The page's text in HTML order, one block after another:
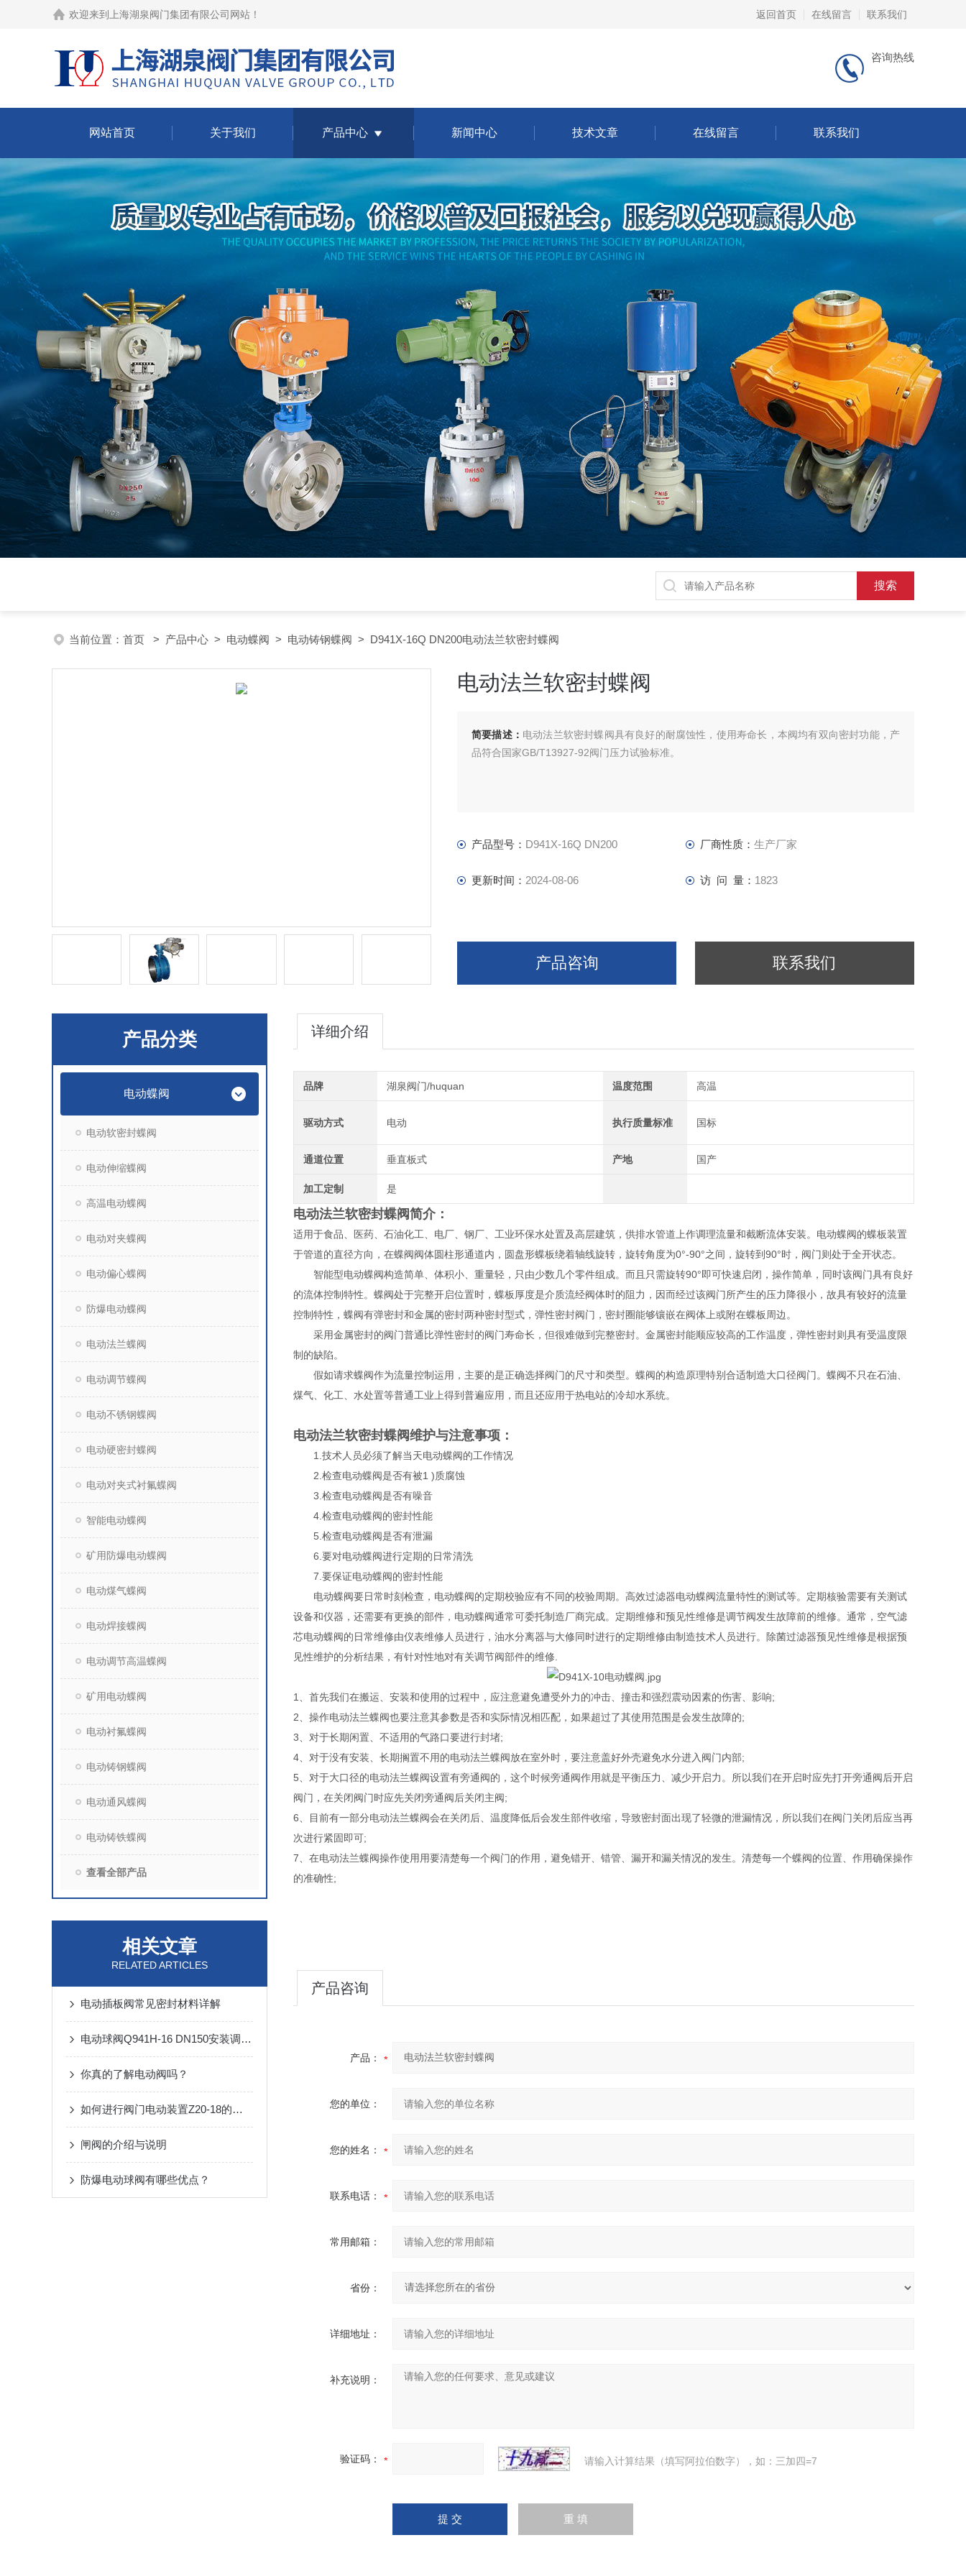
欢迎来到 上海湖泉阀门集团有限公司网站 ！ 返回首页 在线留言 联系我们
咨询热线
网站首页 关于我们 产品中心 新闻中心 技术文章 在线留言 联系我们
当前位置： 首页 > 产品中心 > 电动蝶阀 > 电动铸钢蝶阀 > D941X-16Q DN200电动法兰软密封蝶阀
电动法兰软密封蝶阀
简要描述： 电动法兰软密封蝶阀具有良好的耐腐蚀性，使用寿命长，本阀均有双向密封功能，产
品符合国家GB/T13927-92阀门压力试验标准。
产品型号： D941X-16Q DN200 厂商性质： 生产厂家
更新时间： 2024-08-06 访 问 量： 1823
产品咨询 联系我们
产品分类
电动蝶阀
电动软密封蝶阀
电动伸缩蝶阀
高温电动蝶阀
电动对夹蝶阀
电动偏心蝶阀
防爆电动蝶阀
电动法兰蝶阀
电动调节蝶阀
电动不锈钢蝶阀
电动硬密封蝶阀
电动对夹式衬氟蝶阀
智能电动蝶阀
矿用防爆电动蝶阀
电动煤气蝶阀
电动焊接蝶阀
电动调节高温蝶阀
矿用电动蝶阀
电动衬氟蝶阀
电动铸钢蝶阀
电动通风蝶阀
电动铸铁蝶阀
查看全部产品
相关文章
RELATED ARTICLES
电动插板阀常见密封材料详解
电动球阀Q941H-16 DN150安装调试与维护手册
你真的了解电动阀吗？
如何进行阀门电动装置Z20-18的日常维护？
闸阀的介绍与说明
防爆电动球阀有哪些优点？
详细介绍
品牌 湖泉阀门/huquan 温度范围 高温
驱动方式 电动 执行质量标准 国标
通道位置 垂直板式 产地 国产
加工定制 是
电动法兰软密封蝶阀简介：
适用于食品、医药、石油化工、电厂、钢厂、工业环保水处置及高层建筑，供排水管道上作调理流量和截断流体安装。电动蝶阀的蝶板装置
于管道的直径方向，在蝶阀阀体圆柱形通道内，圆盘形蝶板绕着轴线旋转，旋转角度为0°-90°之间，旋转到90°时，阀门则处于全开状态。
智能型电动蝶阀构造简单、体积小、重量轻，只由少数几个零件组成。而且只需旋转90°即可快速启闭，操作简单，同时该阀门具有良好
的流体控制特性。蝶阀处于完整开启位置时，蝶板厚度是介质流经阀体时的阻力，因而经过该阀门所产生的压力降很小，故具有较好的流量
控制特性，蝶阀有弹密封和金属的密封两种密封型式，弹性密封阀门，密封圈能够镶嵌在阀体上或附在蝶板周边。
采用金属密封的阀门普通比弹性密封的阀门寿命长，但很难做到完整密封。金属密封能顺应较高的工作温度，弹性密封则具有受温度限
制的缺陷。
假如请求蝶阀作为流量控制运用，主要的是正确选择阀门的尺寸和类型。蝶阀的构造原理特别合适制造大口径阀门。蝶阀不只在石油、
煤气、化工、水处置等普通工业上得到普遍应用，而且还应用于热电站的冷却水系统。
电动法兰软密封蝶阀维护与注意事项：
1.技术人员必须了解当天电动蝶阀的工作情况
2.检查电动蝶阀是否有被1 )质腐蚀
3.检查电动蝶阀是否有噪音
4.检查电动蝶阀的密封性能
5.检查电动蝶阀是否有泄漏
6.要对电动蝶阀进行定期的日常清洗
7.要保证电动蝶阀的密封性能
电动蝶阀要日常时刻检查，电动蝶阀的定期校验应有不同的校验周期。高效过滤器电动蝶阀流量特性的测试等。定期核验需要有关测试
设备和仪器，还需要有更换的部件，电动蝶阀通常可委托制造厂商完成。定期维修和预见性维修是调节阀发生故障前的维修。通常，空气滤
芯电动蝶阀的日常维修由仪表维修人员进行，油水分离器与大修同时进行的定期维修由制造技术人员进行。除菌过滤器预见性维修是根据预
见性维护的分析结果，有针对性地对有关调节阀部件的维修.
1、首先我们在搬运、安装和使用的过程中，应注意避免遭受外力的冲击、撞击和强烈震动因素的伤害、影响;
2、操作电动法兰蝶阀也要注意其参数是否和实际情况相匹配，如果超过了其使用范围是会发生故障的;
3、对于长期闲置、不适用的气路口要进行封堵;
4、对于没有安装、长期搁置不用的电动法兰蝶阀放在室外时，要注意盖好外壳避免水分进入阀门内部;
5、对于大口径的电动法兰蝶阀设置有旁通阀的，这个时候旁通阀作用就是平衡压力、减少开启力。所以我们在开启时应先打开旁通阀后开启
阀门，在关闭阀门时应先关闭旁通阀后关闭主阀;
6、目前有一部分电动法兰蝶阀会在关闭后、温度降低后会发生部件收缩，导致密封面出现了轻微的泄漏情况，所以我们在阀门关闭后应当再
次进行紧固即可;
7、在电动法兰蝶阀操作使用用要清楚每一个阀门的作用，避免错开、错管、漏开和漏关情况的发生。清楚每一个蝶阀的位置、作用确保操作
的准确性;
产品咨询
产品：
您的单位：
您的姓名：
联系电话：
常用邮箱：
省份：
详细地址：
补充说明：
验证码： 请输入计算结果（填写阿拉伯数字），如：三加四=7